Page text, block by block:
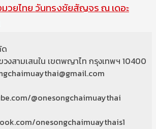
วยไทย วันทรงชัยสัญจร ณ เดอะ
วงสามเสนใน เขตพญาไท กรุงเทพฯ 10400
@onesongchaimuaythai
onesongchaimuaythais1